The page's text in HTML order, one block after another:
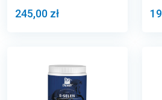
245,00 zł